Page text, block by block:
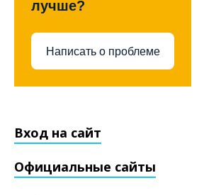
лучше?
Написать о проблеме
Вход на сайт
Официальные сайты